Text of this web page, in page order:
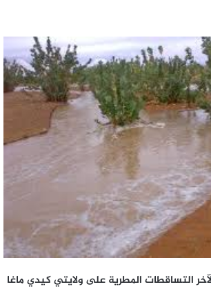
التساقطات المطرية على ولايتي كيدي ماغا